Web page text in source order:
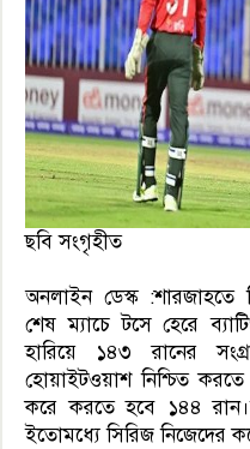
ছবি সংগৃহীত
অনলাইন ডেস্ক :শারজাহতে
শেষ ম্যাচে টসে হেরে
হারিয়ে ১৪৩ রানের
হোয়াইটওয়াশ নিশ্চিত
করে করতে হবে ১৪৪
ইতোমধ্যে সিরিজ নিজেদের